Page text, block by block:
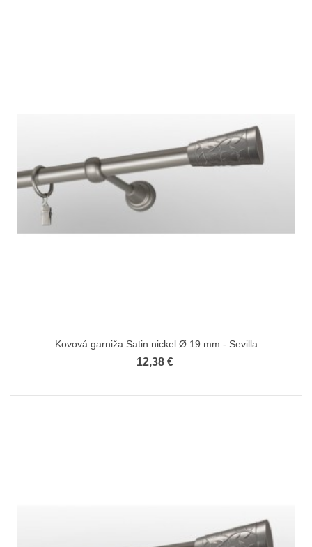
Kovová garniža Satin nickel Ø 19 mm - Sevilla
12,38 €